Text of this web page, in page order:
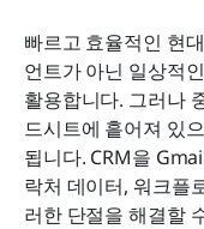
빠르고 효율적인 현
언트가 아닌 일상적인
활용합니다. 그러나
드시트에 흩어져 있
됩니다. CRM을
락처 데이터, 워크플
러한 단절을 해결할